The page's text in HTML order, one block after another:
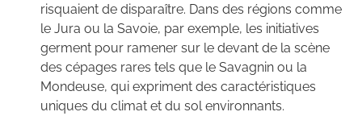
risquaient de disparaître. Dans des régions comme
le Jura ou la Savoie, par exemple, les initiatives
germent pour ramener sur le devant de la scène
des cépages rares tels que le Savagnin ou la
Mondeuse, qui expriment des caractéristiques
uniques du climat et du sol environnants.